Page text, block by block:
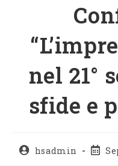
nel 21°
sfide e
hsadmin